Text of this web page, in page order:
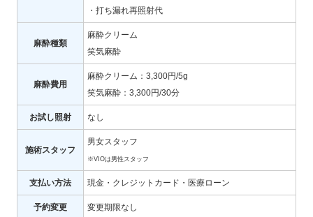
・打ち漏れ再照射代
麻酔種類
麻酔クリーム
笑気麻酔
麻酔費用
麻酔クリーム：3,300円/5g
笑気麻酔：3,300円/30分
お試し照射 なし
施術スタッフ
男女スタッフ
※VIOは男性スタッフ
支払い方法 現金・クレジットカード・医療ローン
予約変更 変更期限なし